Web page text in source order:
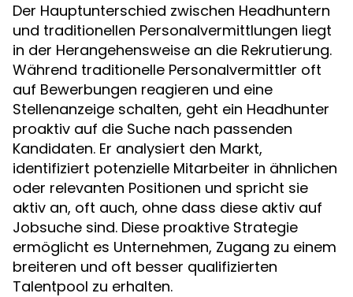
Der Hauptunterschied zwischen Headhuntern
und traditionellen Personalvermittlungen liegt
in der Herangehensweise an die Rekrutierung.
Während traditionelle Personalvermittler oft
auf Bewerbungen reagieren und eine
Stellenanzeige schalten, geht ein Headhunter
proaktiv auf die Suche nach passenden
Kandidaten. Er analysiert den Markt,
identifiziert potenzielle Mitarbeiter in ähnlichen
oder relevanten Positionen und spricht sie
aktiv an, oft auch, ohne dass diese aktiv auf
Jobsuche sind. Diese proaktive Strategie
ermöglicht es Unternehmen, Zugang zu einem
breiteren und oft besser qualifizierten
Talentpool zu erhalten.